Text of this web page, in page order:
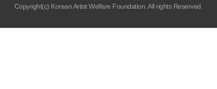
Copyright(c) Korean Artist Welfare Foundation. All rights Reserved.